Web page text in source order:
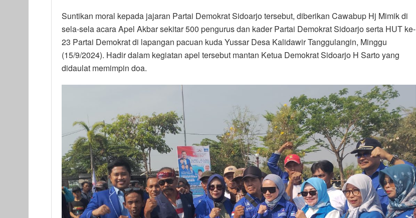
Suntikan moral kepada jajaran Partai Demokrat Sidoarjo tersebut, diberikan Cawabup Hj Mimik di
sela-sela acara Apel Akbar sekitar 500 pengurus dan kader Partai Demokrat Sidoarjo serta HUT ke-
23 Partai Demokrat di lapangan pacuan kuda Yussar Desa Kalidawir Tanggulangin, Minggu
(15/9/2024). Hadir dalam kegiatan apel tersebut mantan Ketua Demokrat Sidoarjo H Sarto yang
didaulat memimpin doa.